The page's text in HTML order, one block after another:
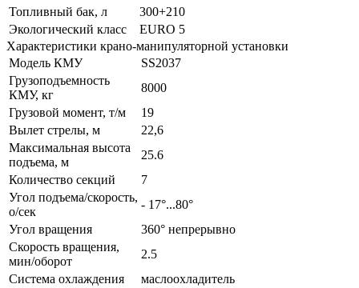
Топливный бак, л
300+210
Экологический класс
EURO 5
Характеристики крано-манипуляторной установки
Модель КМУ
SS2037
Грузоподъемность
КМУ, кг
8000
Грузовой момент, т/м
19
Вылет стрелы, м
22,6
Максимальная высота
подъема, м
25.6
Количество секций
7
Угол подъема/скорость,
о/сек
- 17°...80°
Угол вращения
360° непрерывно
Скорость вращения,
мин/оборот
2.5
Система охлаждения
маслоохладитель